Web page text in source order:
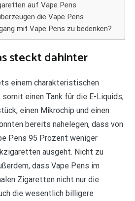
auf Vape Pens
die Vape Pens
mit Vape Pens zu bedenken?
steckt dahinter
einem charakteristischen
einen Tank für die E-Liquids,
einen Mikrochip und einen
bereits nahelegen, dass von
Pens 95 Prozent weniger
ausgeht. Nicht zu
dass Vape Pens im
Zigaretten nicht nur die
die wesentlich billigere